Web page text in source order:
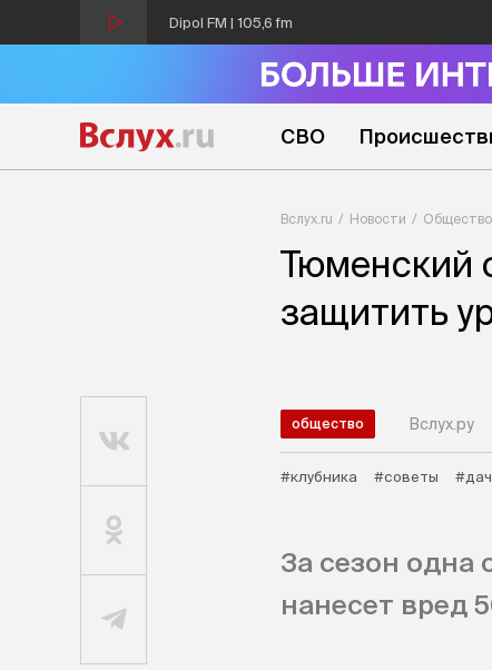
Dipol FM | 105,6 fm
СВО
Вслух.ru Новости Общество
Тюменский
защитить
общество Вслух.ру
#клубника #советы
За сезон одна
нанесет вред